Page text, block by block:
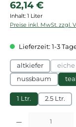
Regulärer Preis:
62,14 €
Inhalt: 1 Liter
Preise inkl. MwSt. zzgl.
Lieferzeit: 1-3
altkiefer
nussbaum
1 Ltr. 2.5 Ltr.
Produkt Anzahl: Gib